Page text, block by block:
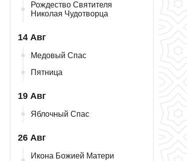
Рождество Святителя
Николая Чудотворца
14 Авг
Медовый Спас
Пятница
19 Авг
Яблочный Спас
26 Авг
Икона Божией Матери